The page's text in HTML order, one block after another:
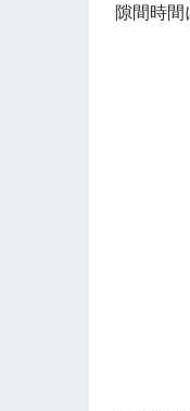
隙間時間